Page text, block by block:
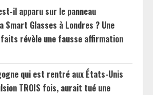
il apparu sur le panneau
Glasses à Londres ? Une
révèle une fausse affirmation
qui est rentré aux États-Unis
TROIS fois, aurait tué une